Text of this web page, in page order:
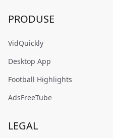
PRODUSE
VidQuickly
Desktop App
Football Highlights
AdsFreeTube
LEGAL